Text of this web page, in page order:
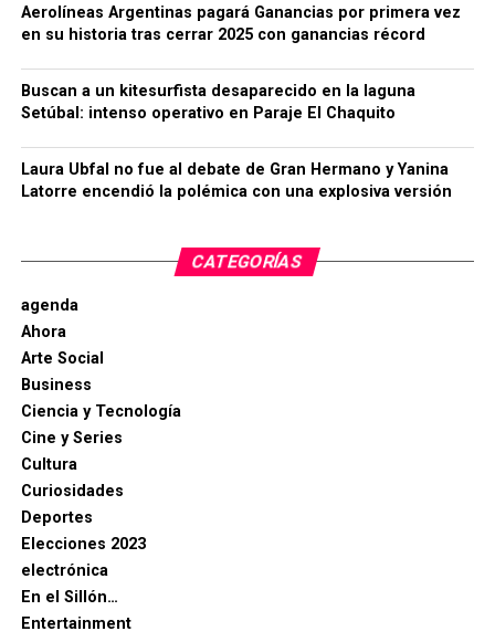
Aerolíneas Argentinas pagará Ganancias por primera vez
en su historia tras cerrar 2025 con ganancias récord
Buscan a un kitesurfista desaparecido en la laguna
Setúbal: intenso operativo en Paraje El Chaquito
Laura Ubfal no fue al debate de Gran Hermano y Yanina
Latorre encendió la polémica con una explosiva versión
CATEGORÍAS
agenda
Ahora
Arte Social
Business
Ciencia y Tecnología
Cine y Series
Cultura
Curiosidades
Deportes
Elecciones 2023
electrónica
En el Sillón…
Entertainment